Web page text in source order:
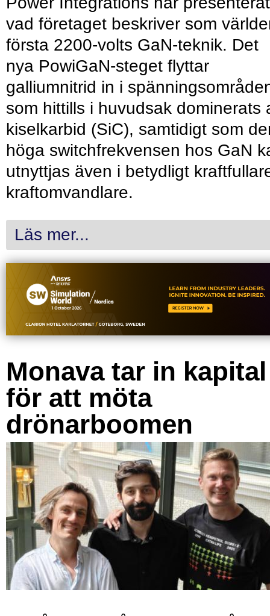
vad företaget beskriver som
första 2200-volts GaN-teknik. Det
nya PowiGaN-steget flyttar
galliumnitrid in i
som hittills i huvudsak dominerats
kiselkarbid (SiC), samtidigt som
höga switchfrekvensen hos GaN
utnyttjas även i betydligt
kraftomvandlare.
Läs mer...
Monava tar in kapital
för att möta
drönarboomen